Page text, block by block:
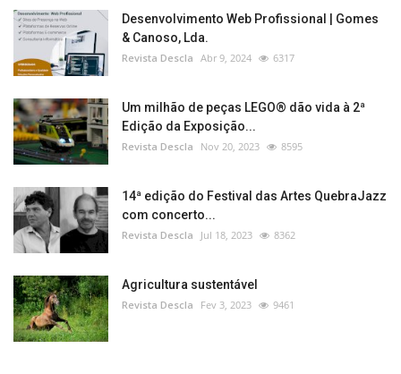
Desenvolvimento Web Profissional | Gomes
& Canoso, Lda.
Revista Descla Abr 9, 2024 6317
Um milhão de peças LEGO® dão vida à 2ª
Edição da Exposição...
Revista Descla Nov 20, 2023 8595
14ª edição do Festival das Artes QuebraJazz
com concerto...
Revista Descla Jul 18, 2023 8362
Agricultura sustentável
Revista Descla Fev 3, 2023 9461